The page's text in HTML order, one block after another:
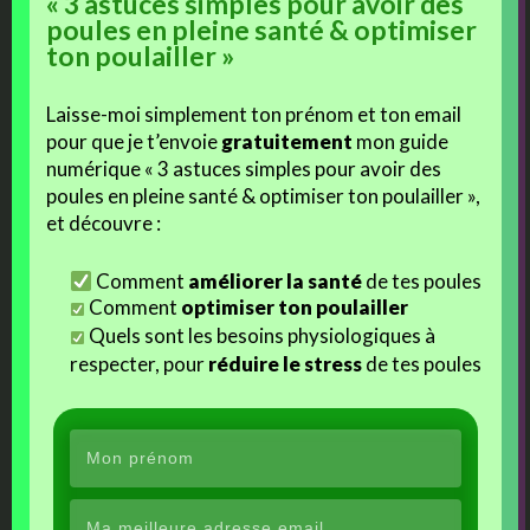
Facebook
J’aime ça :
poules en pleine santé & optimiser
ton poulailler »
Laisse-moi simplement ton prénom et ton email
pour que je t’envoiegratuitement mon guide
numérique « 3 astuces simples pour avoir des
poules en pleine santé & optimiser ton poulailler »,
et découvre :
Comment améliorer la santéde tes poules
Comment optimiser ton poulailler
Quels sont les besoins physiologiques à
respecter, pourréduire le stressde tes poules